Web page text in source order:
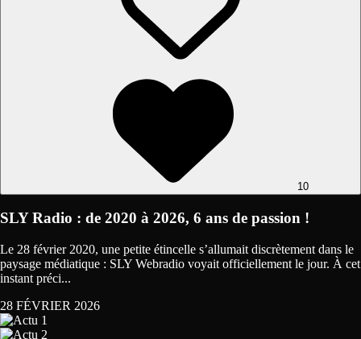
10
SLY Radio : de 2020 à 2026, 6 ans de passion !
Le 28 février 2020, une petite étincelle s’allumait discrètement dans le
paysage médiatique : SLY Webradio voyait officiellement le jour. À cet
instant préci...
28 FÉVRIER 2026